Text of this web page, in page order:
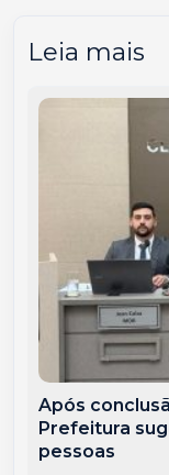
Leia mais
Após
Prefeitura
pessoas